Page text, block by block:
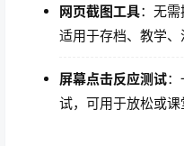
网页截图工具：无需
适用于存档、教学、
屏幕点击反应测试
试，可用于放松或课